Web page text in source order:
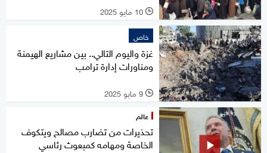
l 10 مايو 2025
خاص
غزة واليوم التالي.. بين مشاريع الهيمنة
ومناورات إدارة ترامب
l 9 مايو 2025
عالم
تحذيرات من تضارب مصالح ويتكوف
الخاصة ومهامه كمبعوث رئاسي